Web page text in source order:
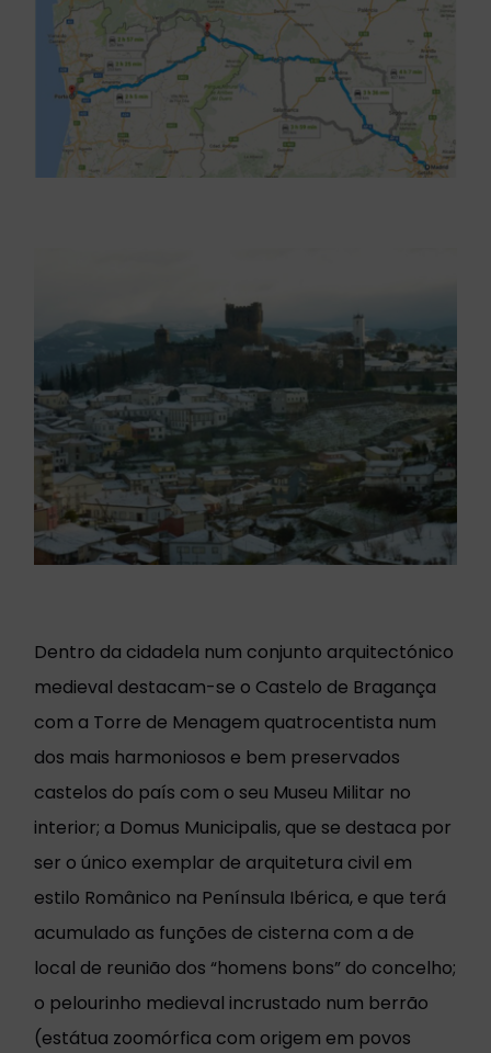
Dentro da cidadela num conjunto arquitectónico
medieval destacam-se o Castelo de Bragança
com a Torre de Menagem quatrocentista num
dos mais harmoniosos e bem preservados
castelos do país com o seu Museu Militar no
interior; a Domus Municipalis, que se destaca por
ser o único exemplar de arquitetura civil em
estilo Românico na Península Ibérica, e que terá
acumulado as funções de cisterna com a de
local de reunião dos “homens bons” do concelho;
o pelourinho medieval incrustado num berrão
(estátua zoomórfica com origem em povos